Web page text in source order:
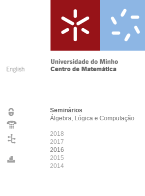
Seminários
Álgebra, Lógica e Computação
2018
2017
2016
2015
2014